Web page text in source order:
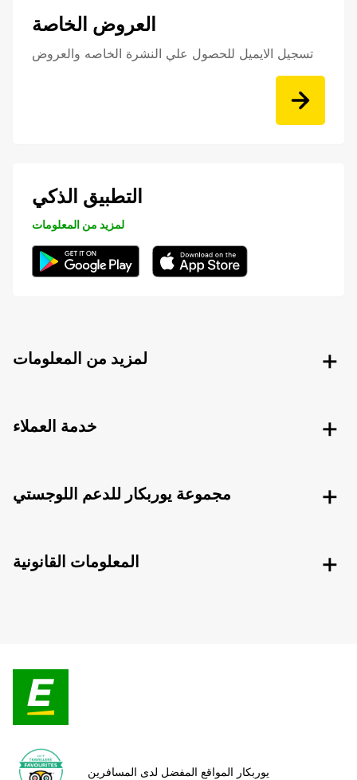
العروض الخاصة
تسجيل الايميل للحصول علي النشرة الخاصه والعروض
التطبيق الذكي
لمزيد من المعلومات
لمزيد من المعلومات
خدمة العملاء
مجموعة يوربكار للدعم اللوجستي
المعلومات القانونية
يوربكار المواقع المفضل لدى المسافرين